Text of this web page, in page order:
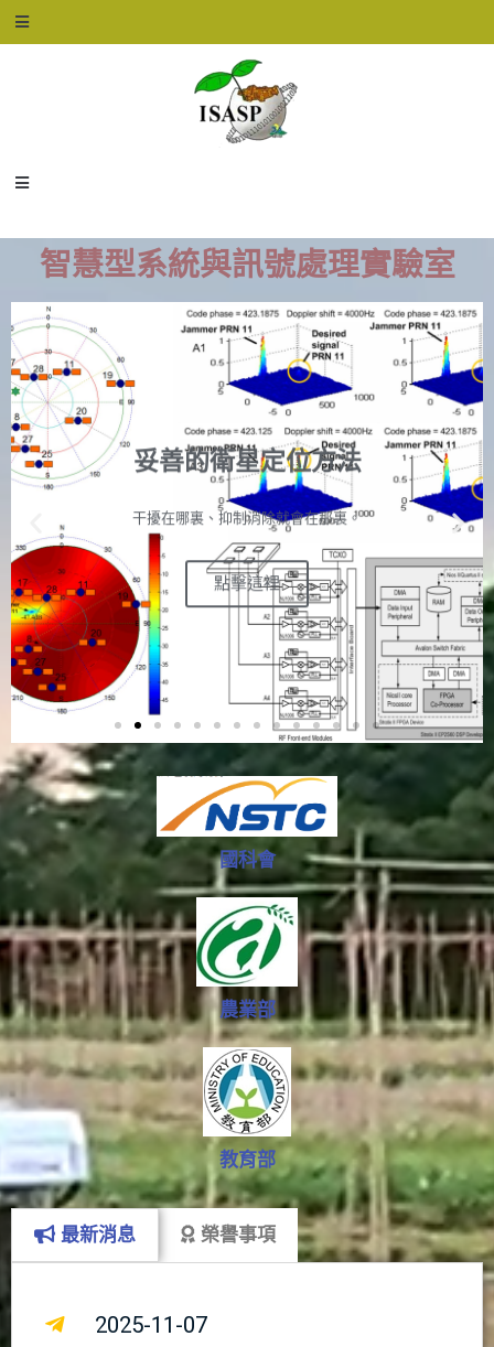
智慧型系統與訊號處理實驗室
妥善的衛星定位方法
干擾在哪裏、抑制消除就會在那裏。
點擊這裡
國科會
農業部
教育部
最新消息 榮譽事項
2025-11-07